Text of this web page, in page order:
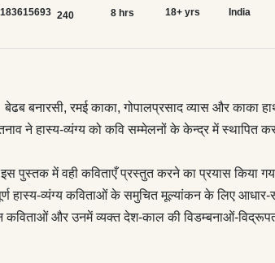
हो, जो हिन्दी की सर्वाधिक सराही गई हास्य-व्यंग्य
विद्रूपताओं को रेखांकित करने की भूमिका अदा करेगा; और
को सामने लाने में भी सफल होगा।
240 8 hrs 18+ yrs India
बनारसी, रमई काका, गोपालप्रसाद व्यास और काका
हास्य-व्यंग्य को कवि सम्मेलनों के केन्द्र में स्थापित कर
पुस्तक में वही कविताएँ प्रस्तुत करने का प्रयास किया
हास्य-व्यंग्य कविताओं के समुचित मूल्यांकन के लिए
कविताओं और उनमें व्यक्त देश-काल की विडम्बनाओं-